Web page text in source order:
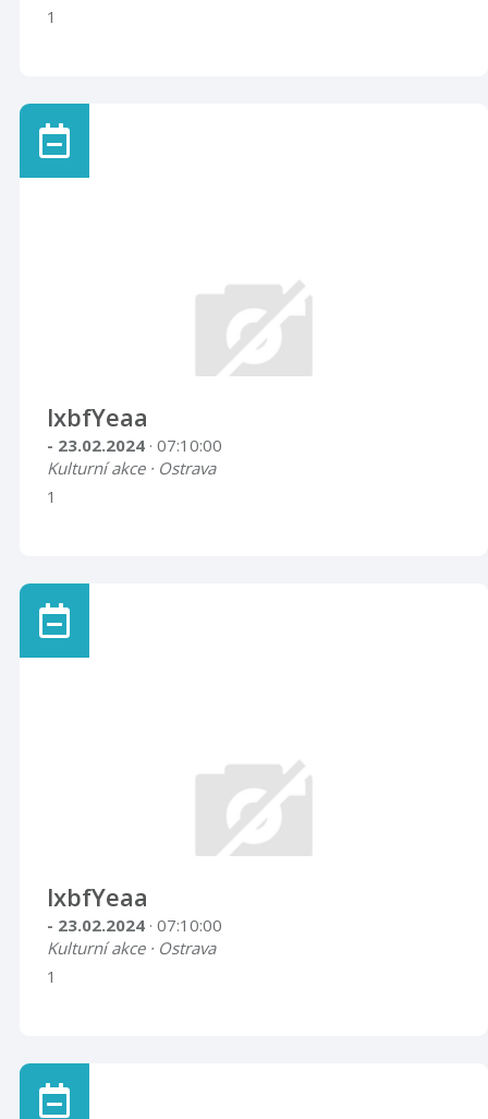
1
lxbfYeaa
- 23.02.2024 · 07:10:00
Kulturní akce · Ostrava
1
lxbfYeaa
- 23.02.2024 · 07:10:00
Kulturní akce · Ostrava
1